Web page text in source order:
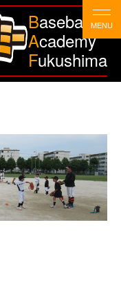
Baseball
Academy
Fukushima